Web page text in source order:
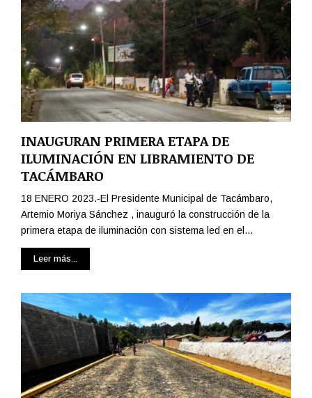
INAUGURAN PRIMERA ETAPA DE
ILUMINACIÓN EN LIBRAMIENTO DE
TACÁMBARO
18 ENERO 2023.-El Presidente Municipal de Tacámbaro,
Artemio Moriya Sánchez , inauguró la construcción de la
primera etapa de iluminación con sistema led en el...
Leer más...